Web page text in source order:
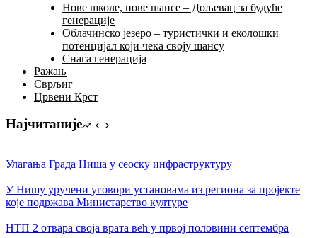
Нове школе, нове шансе – Дољевац за будуће
генерације
Облачинско језеро – туристички и еколошки
потенцијал који чека своју шансу
Снага генерација
Ражањ
Сврљиг
Црвени Крст
Најчитаније
Улагања Града Ниша у сеоску инфраструктуру
У Нишу уручени уговори установама из региона за пројекте
којe подржава Министарство културе
НТП 2 отвара своја врата већ у првој половини септембра